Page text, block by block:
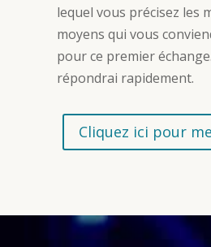
lequel vous précisez les
moyens qui vous
pour ce premier
répondrai rapidement.
Cliquez ici pour